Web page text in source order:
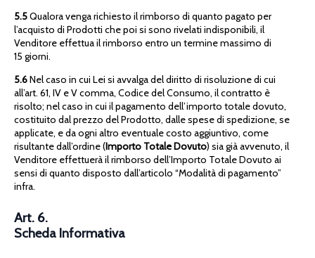
5.5Qualora venga richiesto il rimborso di quanto pagato per
l’acquisto di Prodotti che poi si sono rivelati indisponibili, il
Venditore effettua il rimborso entro un termine massimo di
15 giorni.
5.6Nel caso in cui Lei si avvalga del diritto di risoluzione di cui
all’art. 61, IV e V comma, Codice del Consumo, il contratto è
risolto; nel caso in cui il pagamento dell’importo totale dovuto,
costituito dal prezzo del Prodotto, dalle spese di spedizione, se
applicate, e da ogni altro eventuale costo aggiuntivo, come
risultante dall’ordine (Importo Totale Dovuto) sia già avvenuto, il
Venditore effettuerà il rimborso dell’Importo Totale Dovuto ai
sensi di quanto disposto dall’articolo “Modalità di pagamento”
infra.
Art. 6.
Scheda Informativa